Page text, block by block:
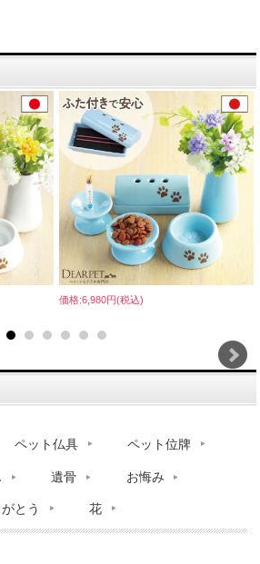
価格:6,980円(税込)
ペット仏具 ペット位牌
遺骨 お悔み
とう 花